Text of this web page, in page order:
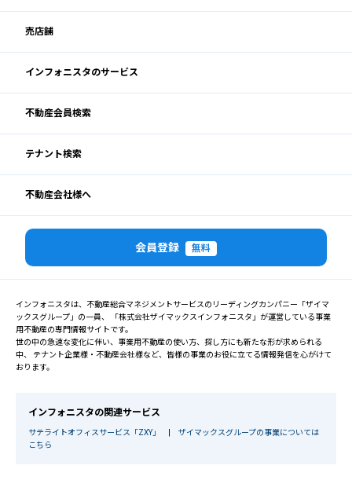
売店舗
インフォニスタのサービス
不動産会員検索
テナント検索
不動産会社様へ
会員登録 無料
インフォニスタは、不動産総合マネジメントサービスのリーディングカンパニー「ザイマ
ックスグループ」の一員、 「株式会社ザイマックスインフォニスタ」が運営している事業
用不動産の専門情報サイトです。
世の中の急速な変化に伴い、事業用不動産の使い方、探し方にも新たな形が求められる
中、 テナント企業様・不動産会社様など、皆様の事業のお役に立てる情報発信を心がけて
おります。
インフォニスタの関連サービス
サテライトオフィスサービス「ZXY」
ザイマックスグループの事業については
こちら